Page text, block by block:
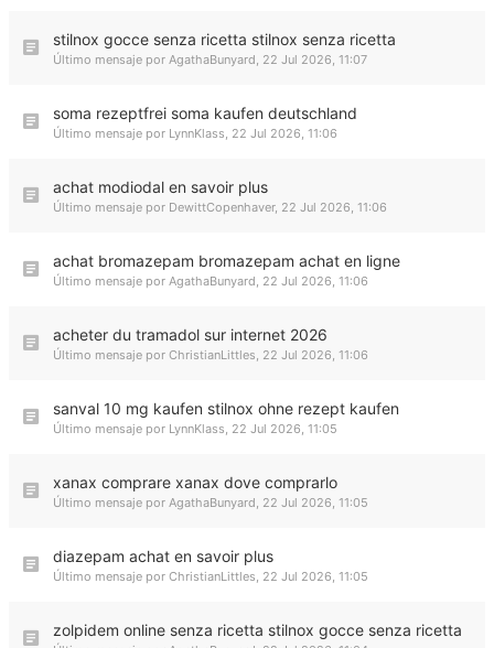
stilnox gocce senza ricetta stilnox senza ricetta
Último mensaje por AgathaBunyard, 22 Jul 2026, 11:07
soma rezeptfrei soma kaufen deutschland
Último mensaje por LynnKlass, 22 Jul 2026, 11:06
achat modiodal en savoir plus
Último mensaje por DewittCopenhaver, 22 Jul 2026, 11:06
achat bromazepam bromazepam achat en ligne
Último mensaje por AgathaBunyard, 22 Jul 2026, 11:06
acheter du tramadol sur internet 2026
Último mensaje por ChristianLittles, 22 Jul 2026, 11:06
sanval 10 mg kaufen stilnox ohne rezept kaufen
Último mensaje por LynnKlass, 22 Jul 2026, 11:05
xanax comprare xanax dove comprarlo
Último mensaje por AgathaBunyard, 22 Jul 2026, 11:05
diazepam achat en savoir plus
Último mensaje por ChristianLittles, 22 Jul 2026, 11:05
zolpidem online senza ricetta stilnox gocce senza ricetta